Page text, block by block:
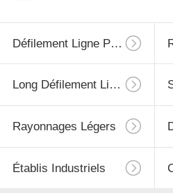
Défilement Ligne Par Ligne Résistant De Palette
Long Défilement Ligne Par Ligne D'envergure
Rayonnages Légers
Établis Industriels